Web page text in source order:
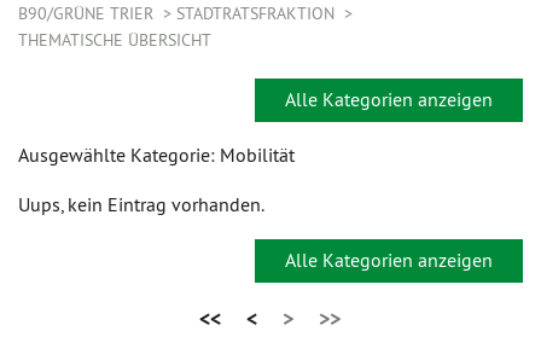
B90/GRÜNE TRIER
STADTRATSFRAKTION
THEMATISCHE ÜBERSICHT
Alle Kategorien anzeigen
Ausgewählte Kategorie: Mobilität
Uups, kein Eintrag vorhanden.
Alle Kategorien anzeigen
<< < > >>